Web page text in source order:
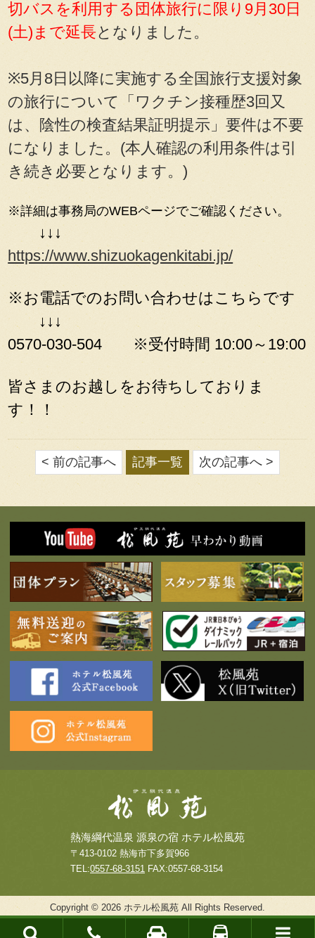
切バスを利用する団体旅行に限り9月30日
(土)まで延長となりました。
※5月8日以降に実施する全国旅行支援対象
の旅行について「ワクチン接種歴3回又
は、陰性の検査結果証明提示」要件は不要
になりました。(本人確認の利用条件は引
き続き必要となります。)
※詳細は事務局のWEBページでご確認ください。
↓↓↓
https://www.shizuokagenkitabi.jp/
※お電話でのお問い合わせはこちらです
↓↓↓
0570-030-504 ※受付時間 10:00～19:00
皆さまのお越しをお待ちしておりま
す！！
< 前の記事へ 記事一覧 次の記事へ >
熱海綱代温泉 源泉の宿 ホテル松風苑
〒413-0102 熱海市下多賀966
TEL:0557-68-3151 FAX:0557-68-3154
Copyright © 2026 ホテル松風苑 All Rights Reserved.